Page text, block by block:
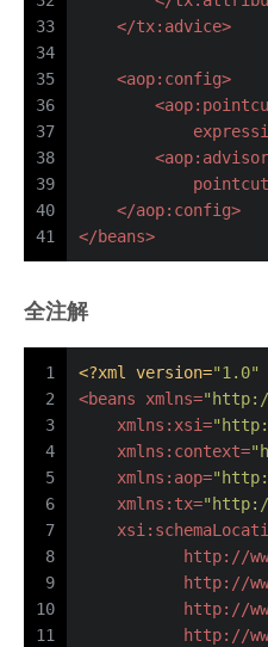
33
34
35
36
37
38
39
40
41
</tx:advice>
<aop:config>
<
<aop:advisor
</aop:config>
</beans>
全注解
1
2
3
4
5
6
7
8
9
10
11
<?xml version="1.0"
<beans xmlns="http://
xmlns:xsi=
xmlns:context=
xmlns:aop=
xmlns:tx="http://
http://
http://
http://
http://